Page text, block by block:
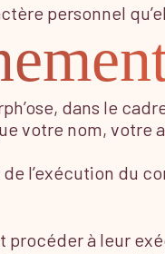
personnel
dans le
votre nom, votre
l’exécution du
procéder à leur